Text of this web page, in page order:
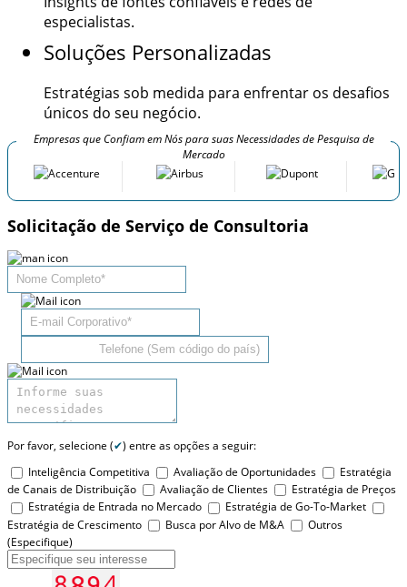
especialistas.
Soluções Personalizadas
Estratégias sob medida para enfrentar os desafios
únicos do seu negócio.
Empresas que Confiam em Nós para suas Necessidades de Pesquisa de
Mercado
Solicitação de Serviço de Consultoria
Por favor, selecione (✔) entre as opções a seguir:
Inteligência Competitiva
Avaliação de Oportunidades
Estratégia
de Canais de Distribuição
Avaliação de Clientes
Estratégia de Preços
Estratégia de Entrada no Mercado
Estratégia de Go-To-Market
Estratégia de Crescimento
Busca por Alvo de M&A
Outros
(Especifique)